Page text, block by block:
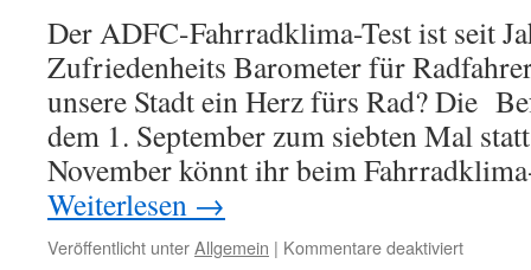
Der ADFC-Fahrradklima-Test ist seit
Zufriedenheits Barometer für
unsere Stadt ein Herz fürs Rad? Die
dem 1. September zum siebten Mal
November könnt ihr beim
Weiterlesen →
Veröffentlicht unterAllgemein | Kommentare deaktiviertfür